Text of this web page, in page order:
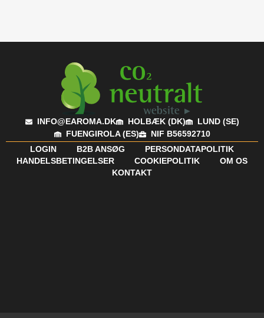
INFO@EAROMA.DK HOLBÆK (DK)
LUND (SE)
FUENGIROLA (ES)
NIF B56592710
LOGIN
B2B ANSØG
PERSONDATAPOLITIK
HANDELSBETINGELSER
COOKIEPOLITIK
OM OS
KONTAKT